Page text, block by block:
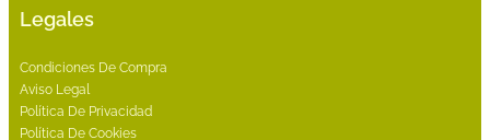
Legales
Condiciones De Compra
Aviso Legal
Política De Privacidad
Política De Cookies